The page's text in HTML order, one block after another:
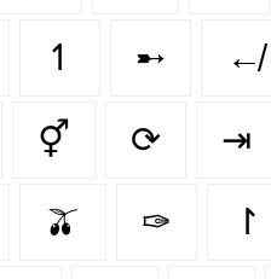
↿ ➸ ↚
⚥ ⟳ ⇥
🫒 ✑ ↾